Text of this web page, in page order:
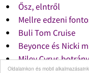
Oldalainkon és mobil
Ősz, elntről
Mellre edzeni
Buli Tom Cruise
Beyonce és Nicki
Miley Cyrus